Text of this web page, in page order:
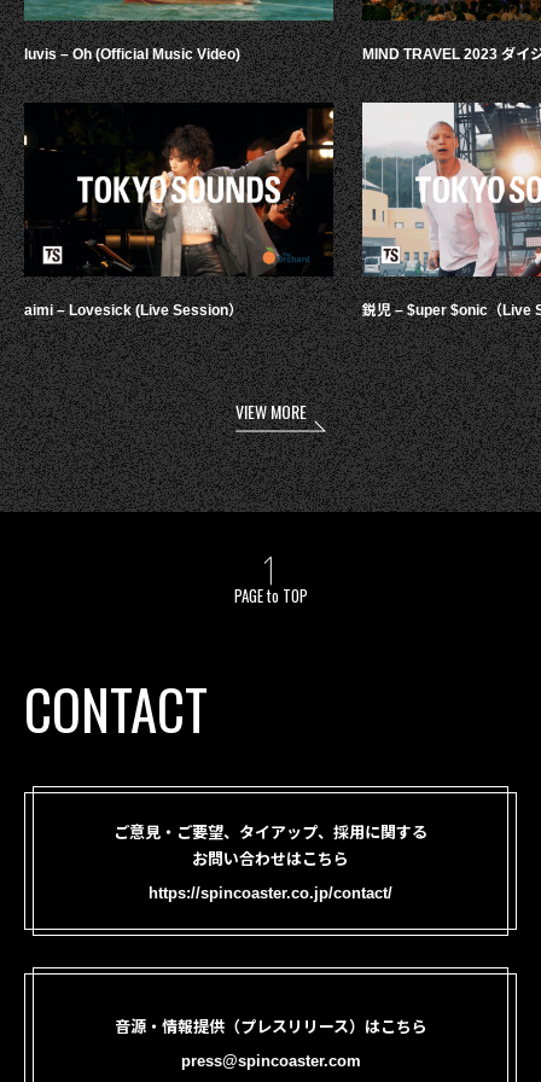
luvis – Oh (Official Music Video)
aimi – Lovesick (Live Session）
MIND TRAVEL 2023 ダイ
鋭児 – $uper $onic（Live
VIEW MORE
PAGE to TOP
CONTACT
ご意見・ご要望、タイアップ、採用に関する
お問い合わせはこちら
https://spincoaster.co.jp/contact/
音源・情報提供（プレスリリース）はこちら
press@spincoaster.com